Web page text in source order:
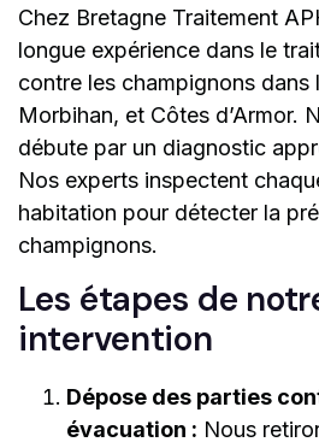
Chez Bretagne Traitement
longue expérience dans le
contre les champignons dans
Morbihan, et Côtes d’Armor.
débute par un diagnostic
Nos experts inspectent
habitation pour détecter la
champignons.
Les étapes de
intervention
Dépose des parties
évacuation : Nous